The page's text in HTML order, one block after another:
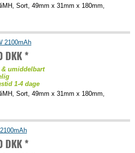
Sort, 49mm x 31mm x 180mm,
2100mAh
DKK *
& umiddelbart
1-4 dage
Sort, 49mm x 31mm x 180mm,
DKK *